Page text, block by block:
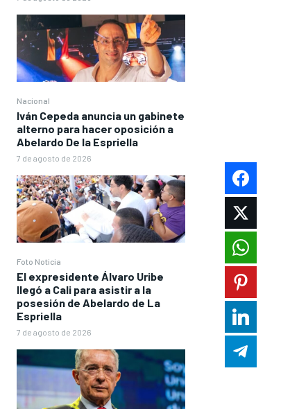
Nacional
Iván Cepeda anuncia un gabinete
alterno para hacer oposición a
Abelardo De la Espriella
7 de agosto de 2026
Foto Noticia
El expresidente Álvaro Uribe
llegó a Cali para asistir a la
posesión de Abelardo de La
Espriella
7 de agosto de 2026